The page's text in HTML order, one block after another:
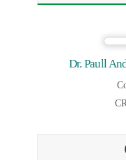
Dr. Paull